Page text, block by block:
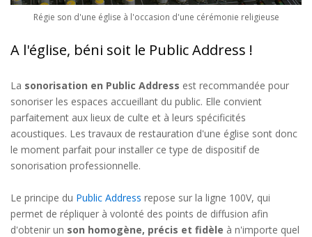
Régie son d'une église à l'occasion d'une cérémonie religieuse
A l'église, béni soit le Public Address !
La sonorisation en Public Address est recommandée pour
sonoriser les espaces accueillant du public. Elle convient
parfaitement aux lieux de culte et à leurs spécificités
acoustiques. Les travaux de restauration d'une église sont donc
le moment parfait pour installer ce type de dispositif de
sonorisation professionnelle.
Le principe du Public Address repose sur la ligne 100V, qui
permet de répliquer à volonté des points de diffusion afin
d'obtenir un son homogène, précis et fidèle à n'importe quel